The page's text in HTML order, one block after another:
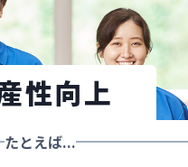
性向上
たとえば...